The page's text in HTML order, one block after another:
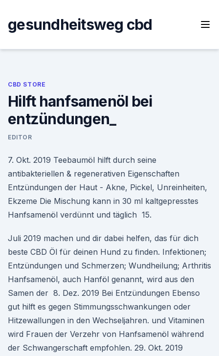
content
gesundheitsweg cbd
CBD STORE
Hilft hanfsamenöl bei
entzündungen_
EDITOR
7. Okt. 2019 Teebaumöl hilft durch seine
antibakteriellen & regenerativen Eigenschaften
Entzündungen der Haut - Akne, Pickel, Unreinheiten,
Ekzeme Die Mischung kann in 30 ml kaltgepresstes
Hanfsamenöl verdünnt und täglich 15.
Juli 2019 machen und dir dabei helfen, das für dich
beste CBD Öl für deinen Hund zu finden. Infektionen;
Entzündungen und Schmerzen; Wundheilung; Arthritis
Hanfsamenöl, auch Hanföl genannt, wird aus den
Samen der 8. Dez. 2019 Bei Entzündungen Ebenso
gut hilft es gegen Stimmungsschwankungen oder
Hitzewallungen in den Wechseljahren. und Vitaminen
wird Frauen der Verzehr von Hanfsamenöl während
der Schwangerschaft empfohlen. 29. Okt. 2019